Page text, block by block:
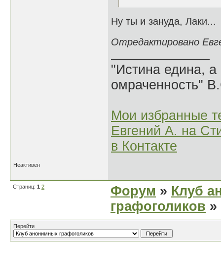
Ну ты и зануда, Лаки...
Отредактировано
"Истина едина,
омраченность"
Мои избранные
Евгений А. на
в Контакте
Неактивен
Страниц: 1 2 Форум » Клуб
графоголиков
Перейти